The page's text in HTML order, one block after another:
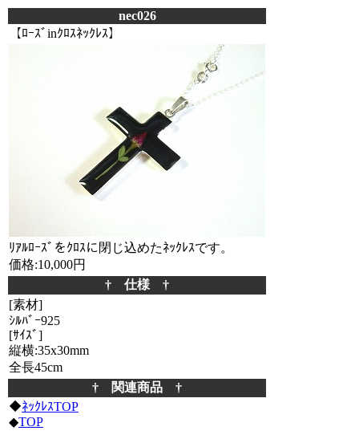
nec026
【ﾛｰｽﾞinｸﾛｽﾈｯｸﾚｽ】
ﾘｱﾙﾛｰｽﾞをｸﾛｽに閉じ込めたﾈｯｸﾚｽです。
価格:10,000円
† 仕様 †
[素材]
ｼﾙﾊﾞｰ925
[ｻｲｽﾞ]
縦横:35x30mm
全長45cm
† 関連商品 †
◆ﾈｯｸﾚｽTOP
◆TOP